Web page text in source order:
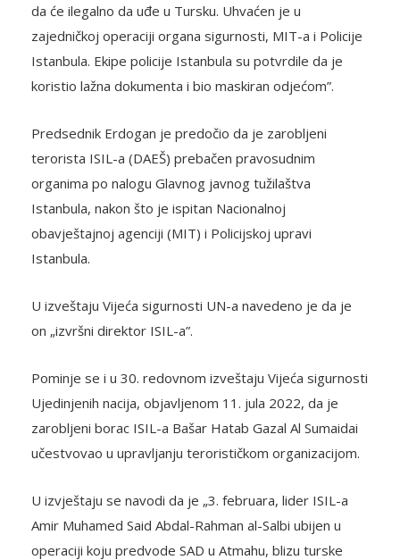
da će ilegalno da uđe u Tursku. Uhvaćen je u
zajedničkoj operaciji organa sigurnosti, MIT-a i Policije
Istanbula. Ekipe policije Istanbula su potvrdile da je
koristio lažna dokumenta i bio maskiran odjećom”.
Predsednik Erdogan je predočio da je zarobljeni
terorista ISIL-a (DAEŠ) prebačen pravosudnim
organima po nalogu Glavnog javnog tužilaštva
Istanbula, nakon što je ispitan Nacionalnoj
obavještajnoj agenciji (MIT) i Policijskoj upravi
Istanbula.
U izveštaju Vijeća sigurnosti UN-a navedeno je da je
on „izvršni direktor ISIL-a”.
Pominje se i u 30. redovnom izveštaju Vijeća sigurnosti
Ujedinjenih nacija, objavljenom 11. jula 2022, da je
zarobljeni borac ISIL-a Bašar Hatab Gazal Al Sumaidai
učestvovao u upravljanju terorističkom organizacijom.
U izvještaju se navodi da je „3. februara, lider ISIL-a
Amir Muhamed Said Abdal-Rahman al-Salbi ubijen u
operaciji koju predvode SAD u Atmahu, blizu turske